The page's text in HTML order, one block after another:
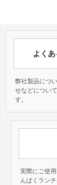
よく
弊社製品につ
せなどについ
す。
実際にご使
んぱくラン